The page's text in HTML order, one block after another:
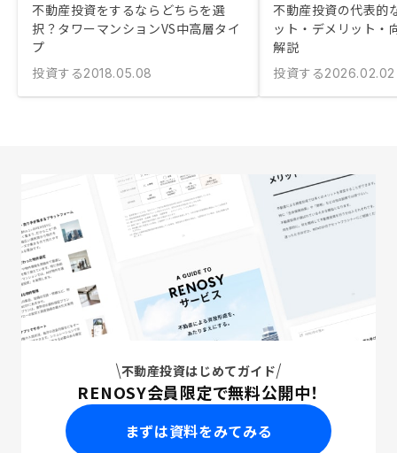
不動産投資をするならどちらを選
択？タワーマンションVS中高層タイ
プ
投資する2018.05.08
不動産投資の代表的
ット・デメリット・
解説
投資する2026.02.02
不動産投資はじめてガイド
RENOSY会員限定で無料公開中！
まずは資料をみてみる